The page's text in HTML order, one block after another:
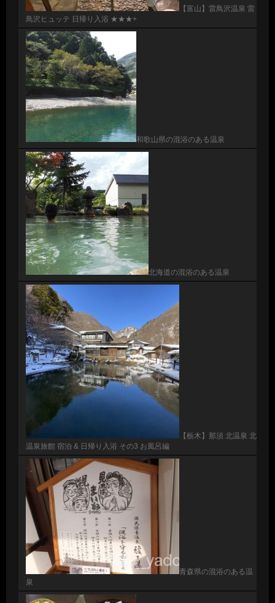
【富山】雷鳥沢温泉 雷
鳥沢ヒュッテ 日帰り入浴 ★★★+
和歌山県の混浴のある温泉
北海道の混浴のある温泉
【栃木】那須 北温泉 北
温泉旅館 宿泊 & 日帰り入浴 その3 お風呂編
青森県の混浴のある温
泉